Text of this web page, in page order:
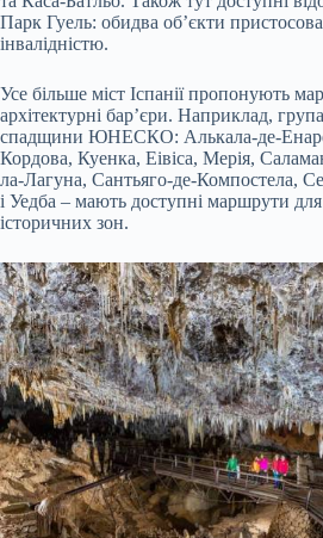
Парк Гуель: обидва об’єкти
інвалідністю.
Усе більше міст Іспанії пропонують
архітектурні бар’єри. Наприклад,
спадщини ЮНЕСКО: Алькала-де-
Кордова, Куенка, Еівіса, Мерія,
ла-Лагуна, Сантьяго-де-Компостела,
і Уедба – мають доступні маршрути для
історичних зон.